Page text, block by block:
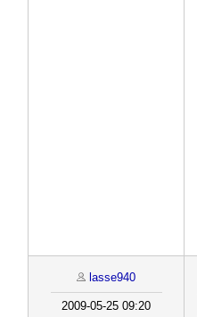
lasse940
2009-05-25 09:20